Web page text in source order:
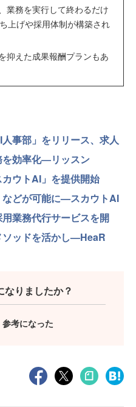
業務を実行して終わるだけ
上げや採用体制が構築され
抑えた成果報酬プランもあ
事部」をリリース、求人
を効率化―リッスン
ウトAI」を提供開始
などが可能に—スカウトAI
業務代行サービスを開
ッドを活かし—HeaR
なりましたか？
参考になった